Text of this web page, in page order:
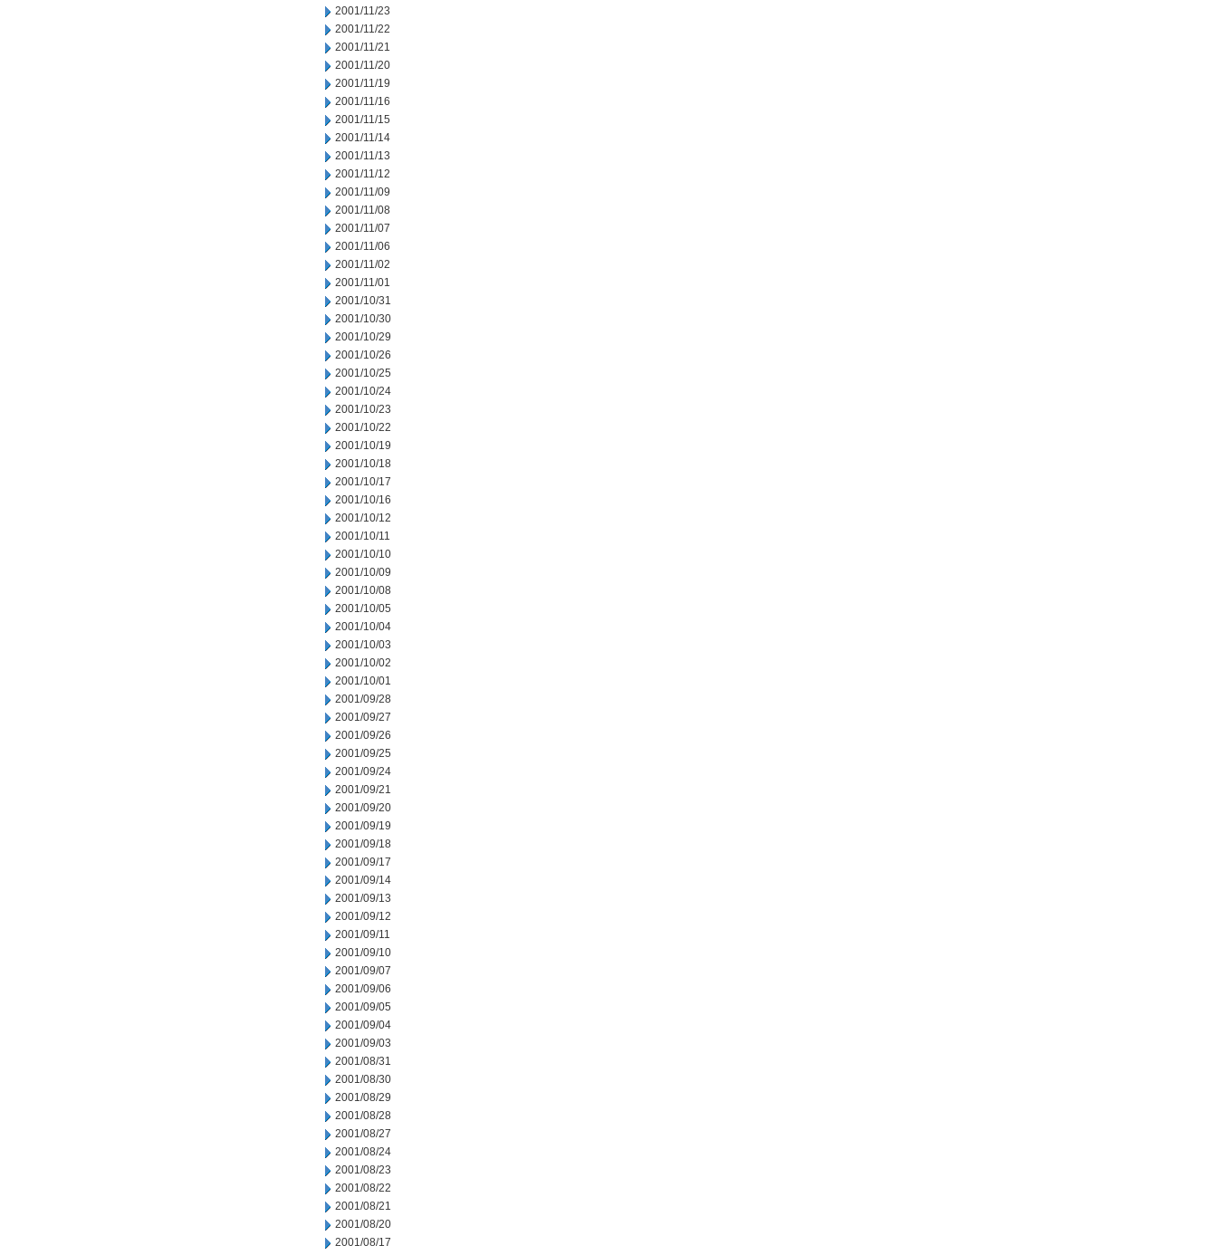
2001/11/23
2001/11/22
2001/11/21
2001/11/20
2001/11/19
2001/11/16
2001/11/15
2001/11/14
2001/11/13
2001/11/12
2001/11/09
2001/11/08
2001/11/07
2001/11/06
2001/11/02
2001/11/01
2001/10/31
2001/10/30
2001/10/29
2001/10/26
2001/10/25
2001/10/24
2001/10/23
2001/10/22
2001/10/19
2001/10/18
2001/10/17
2001/10/16
2001/10/12
2001/10/11
2001/10/10
2001/10/09
2001/10/08
2001/10/05
2001/10/04
2001/10/03
2001/10/02
2001/10/01
2001/09/28
2001/09/27
2001/09/26
2001/09/25
2001/09/24
2001/09/21
2001/09/20
2001/09/19
2001/09/18
2001/09/17
2001/09/14
2001/09/13
2001/09/12
2001/09/11
2001/09/10
2001/09/07
2001/09/06
2001/09/05
2001/09/04
2001/09/03
2001/08/31
2001/08/30
2001/08/29
2001/08/28
2001/08/27
2001/08/24
2001/08/23
2001/08/22
2001/08/21
2001/08/20
2001/08/17